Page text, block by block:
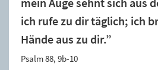
ich rufe zu dir täglich; ich
Hände aus zu dir.”
Psalm 88, 9b-10